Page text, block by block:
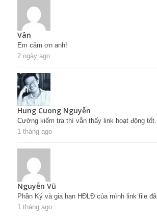
Vân
Em cảm ơn anh!
2 ngày ago
Hung Cuong Nguyễn
Cường kiểm tra thì vẫn thấy link hoạt động
1 tháng ago
Nguyễn Vũ
Phần Ký và gia hạn HĐLĐ của mình link file
1 tháng ago